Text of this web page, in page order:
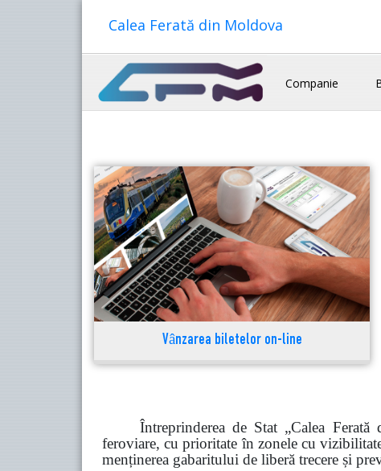
Calea Ferată din Moldova
Companie
Vânzarea biletelor on-line
Întreprinderea de Stat „Calea
feroviare, cu prioritate în zonele cu
menținerea gabaritului de liberă trecere și